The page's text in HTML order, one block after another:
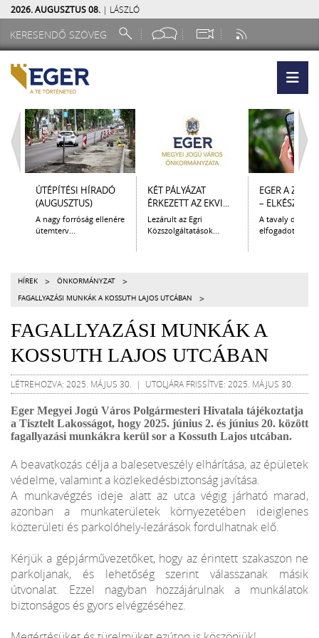
2026. AUGUSZTUS 08. | LÁSZLÓ
ÚTÉPÍTÉSI HÍRADÓ
(AUGUSZTUS)
A nagy forróság ellenére
ütemterv...
KÉT PÁLYÁZAT
ÉRKEZETT AZ EKVI...
Lezárult az Egri
Közszolgáltatások...
EGER A
– ELKÉSZÜLT
A tavaly
elfogadott
HÍREK > ÖNKORMÁNYZAT >
FAGALLYAZÁSI MUNKÁK A KOSSUTH LAJOS UTCÁBAN >
FAGALLYAZÁSI MUNKÁK A
KOSSUTH LAJOS UTCÁBAN
LÉTREHOZVA: 2025. MÁJUS 30. | UTOLJÁRA FRISSÍTVE: 2025. MÁJUS 30.
Eger Megyei Jogú Város Polgármesteri Hivatala tájékoztatja
a Tisztelt Lakosságot, hogy 2025. június 2. és június 20. között
fagallyazási munkákra kerül sor a Kossuth Lajos utcában.
A beavatkozás célja a balesetveszély elhárítása, az épületek
védelme, valamint a közlekedésbiztonság javítása.
A munkavégzés ideje alatt az utca végig járható marad,
azonban a munkaterületek környezetében ideiglenes
közterületi és parkolóhely-lezárások fordulhatnak elő.
Kérjük a gépjárművezetőket, hogy az érintett szakaszon ne
parkoljanak, és lehetőség szerint válasszanak másik
útvonalat. Ezzel nagyban hozzájárulnak a munkálatok
biztonságos és gyors elvégzéséhez.